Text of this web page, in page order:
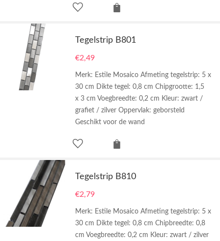
Tegelstrip B801
€2,49
Merk: Estile Mosaico Afmeting tegelstrip: 5 x
30 cm Dikte tegel: 0,8 cm Chipgrootte: 1,5
x 3 cm Voegbreedte: 0,2 cm Kleur: zwart /
grafiet / zilver Oppervlak: geborsteld
Geschikt voor de wand
Tegelstrip B810
€2,79
Merk: Estile Mosaico Afmeting tegelstrip: 5 x
30 cm Dikte tegel: 0,8 cm Chipbreedte: 0,8
cm Voegbreedte: 0,2 cm Kleur: zwart / zilver